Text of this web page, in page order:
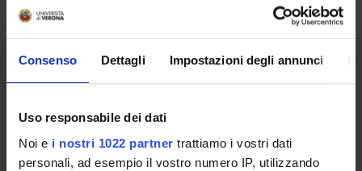
Consenso Dettagli Impostazioni degli annunci
Uso responsabile dei dati
Noi e i nostri 1022 partner trattiamo i vostri dati
personali, ad esempio il vostro numero IP, utilizzando
SCHEDA DEL CORSO
Tipo di corso
Corsi di aggiornamento
Durata